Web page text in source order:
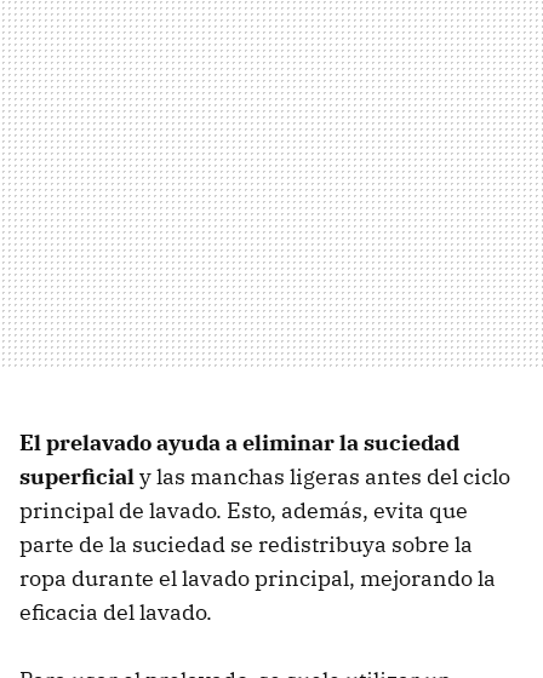
El prelavado ayuda a eliminar la suciedad
superficialy las manchas ligeras antes del ciclo
principal de lavado. Esto, además, evita que
parte de la suciedad se redistribuya sobre la
ropa durante el lavado principal, mejorando la
eficacia del lavado.